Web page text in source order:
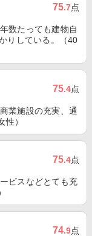
75.7点
数たっても建物自
りしている。（40
75.4点
業施設の充実、通
）
75.4点
ビスなどとても充
74.9点